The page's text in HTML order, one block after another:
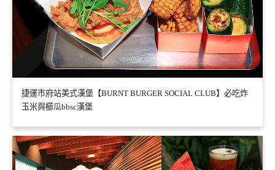
捷運市府站美式漢堡【BURNT BURGER SOCIAL CLUB】必吃炸
玉米與櫛瓜bbsc漢堡